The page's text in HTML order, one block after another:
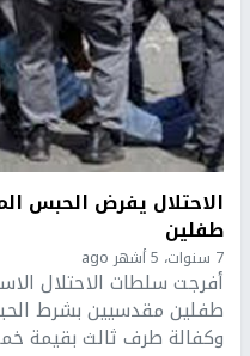
الاحتلال يفرض الحبس
طفلين
7 سنوات، 5 أشهر ago
أفرجت سلطات الاحتلال
طفلين مقدسيين بشرط
وكفالة طرف ثالث بقيمة